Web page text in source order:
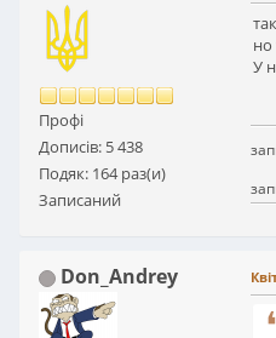
Профі
Дописів: 5 438
Подяк: 164 раз(и)
Записаний
но
У
Don_Andrey